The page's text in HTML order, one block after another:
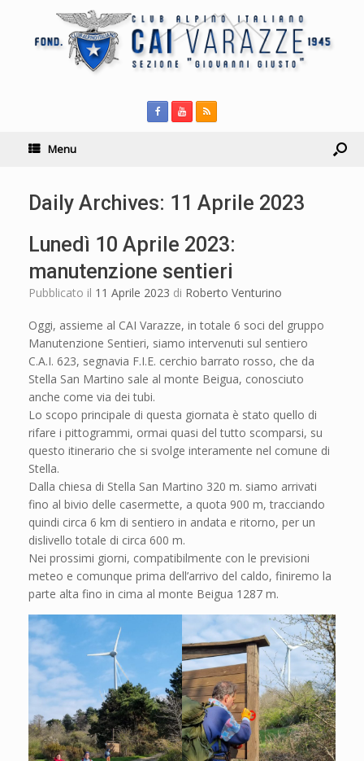
Menu
Daily Archives: 11 Aprile 2023
Lunedì 10 Aprile 2023:
manutenzione sentieri
Pubblicato il 11 Aprile 2023 di Roberto Venturino
Oggi, assieme al CAI Varazze, in totale 6 soci del gruppo
Manutenzione Sentieri, siamo intervenuti sul sentiero
C.A.I. 623, segnavia F.I.E. cerchio barrato rosso, che da
Stella San Martino sale al monte Beigua, conosciuto
anche come via dei tubi.
Lo scopo principale di questa giornata è stato quello di
rifare i pittogrammi, ormai quasi del tutto scomparsi, su
questo itinerario che si svolge interamente nel comune di
Stella.
Dalla chiesa di Stella San Martino 320 m. siamo arrivati
fino al bivio delle casermette, a quota 900 m, tracciando
quindi circa 6 km di sentiero in andata e ritorno, per un
dislivello totale di circa 600 m.
Nei prossimi giorni, compatibilmente con le previsioni
meteo e comunque prima dell’arrivo del caldo, finiremo la
parte alta fino in cima al monte Beigua 1287 m.